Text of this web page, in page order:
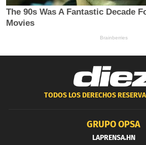
TODOS LOS DERECHOS
GRUPO OPSA
LAPRENSA.HN